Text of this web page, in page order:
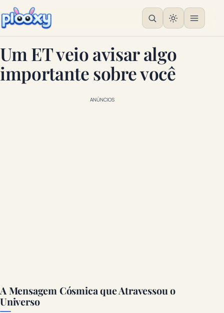
Um ET veio avisar algo
importante sobre você
ANÚNCIOS
A Mensagem Cósmica que Atravessou o
Universo